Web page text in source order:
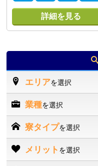
詳細を見る
エリアを選択
業種を選択
寮タイプを選択
メリット を選択